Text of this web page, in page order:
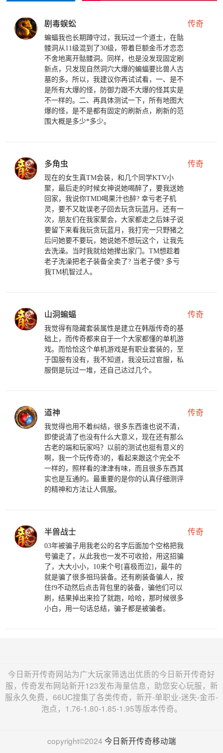
剧毒蜈蚣 传奇
蝙蝠我也长期蹲守过，我玩过一个道士，在骷
髅洞从11级混到了30级，带着巨额金币才恋恋
不舍地离开骷髅洞。同样，也是没发现固定刷
新点，只发现自然洞穴大爆的蝙蝠要比兽人古
墓的多。所以，我建议你再试试看，一、是不
是所有大爆的怪，防御力跟不大爆的怪其实是
不一样的。二、再具体测试一下，所有地图大
爆的怪，是不是都有固定的刷新点，刷新的范
围大概是多少*多少。
多角虫 传奇
现在的女生真TM会装，和几个同学KTV小
聚，最后走的时候女神说她喝醉了，要我送她
回家，我说你TMD喝果汁也醉? 幸亏老子机
灵，要不又耽误老子回去玩贪玩蓝月。还有一
次，朋友们在我家聚会，大家都走之后妹子说
要留下来看我玩贪玩蓝月，我打完一只野猪之
后问她要不要玩，她说她不想玩这个，让我先
去洗澡。当时我就给她撵出家门。TM想趁着
老子洗澡把老子装备全卖了? 当老子傻? 多亏
我TM机智过人。
山洞蝙蝠 传奇
我觉得有隐藏套装属性是建立在韩版传奇的基
础上，而传奇都来自于一个大家都懂的单机游
戏。而恰恰这个单机游戏是有职业套装的，至
于国服有没有，我不知道，我没玩过官服，私
服倒是玩过一堆，还自己达过几个。
道神 传奇
我觉得也用不着纠结，很多东西谁也说不清，
即使说清了也没有什么大意义，现在还有那么
古老的端和玩家吗？以前的测试也挺有意义的
啊，我一个玩传奇3的，看起来跟这个完全不
一样的，照样看的津津有味，而且很多东西其
实也是互通的。最重要的是你的认真仔细测评
的精神和方法让人佩服。
半兽战士 传奇
03年被骗子用我老公的名字后面加个空格把我
号骗走了，从此我也一发不可收拾，用这招骗
了，大大小小，10来个号[喜极而泣]，最牛的
就是骗了很多祖玛装备。还有刷装备骗人，按
住f9不动然后点击背包里的装备，骗他们可以
刷，结果掉出来捡了就跑，哈哈，那时候很多
小白，用一句话总结，骗子都是被骗者。
今日新开传奇网站为广大玩家筛选出优质的今日新开传奇好
服，传奇发布网站新开123发布海量信息，助您安心玩服，新
服永久免费，66UC搜集了各类传奇，新开-单职业-迷失-金币-
泡点，1.76-1.80-1.85-1.95等版本传奇。
copyright©2024 今日新开传奇移动端